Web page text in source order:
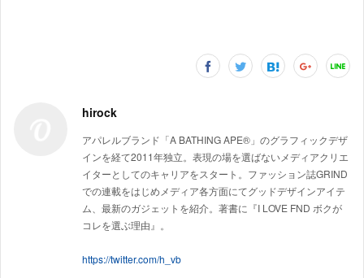
hirock
アパレルブランド「A BATHING APE®」のグラフィックデザ
インを経て2011年独立。表現の場を選ばないメディアクリエ
イターとしてのキャリアをスタート。ファッション誌GRIND
での連載をはじめメディア各方面にてグッドデザインアイテ
ム、最新のガジェットを紹介。著書に『I LOVE FND ボクが
コレを選ぶ理由』。
https://twitter.com/h_vb